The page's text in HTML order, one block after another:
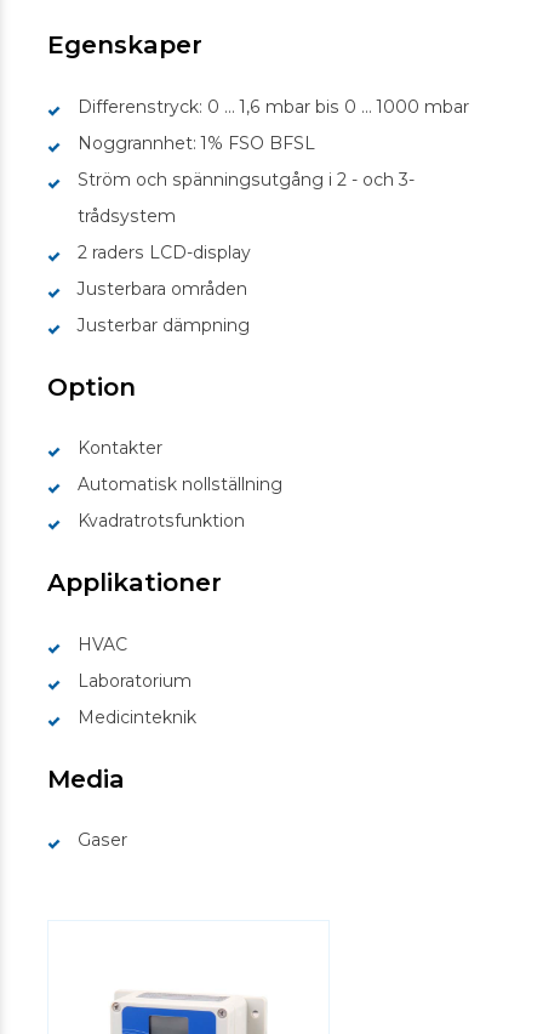
Egenskaper
Differenstryck: 0 ... 1,6 mbar bis 0 ... 1000 mbar
Noggrannhet: 1% FSO BFSL
Ström och spänningsutgång i 2 - och 3-
trådsystem
2 raders LCD-display
Justerbara områden
Justerbar dämpning
Option
Kontakter
Automatisk nollställning
Kvadratrotsfunktion
Applikationer
HVAC
Laboratorium
Medicinteknik
Media
Gaser